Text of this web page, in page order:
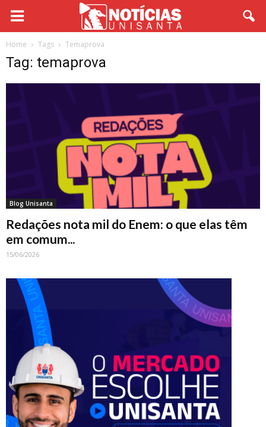
Home Tags Temaprova
Tag: temaprova
Blog Unisanta
Redações nota mil do Enem: o que elas têm
em comum...
15/06/2026